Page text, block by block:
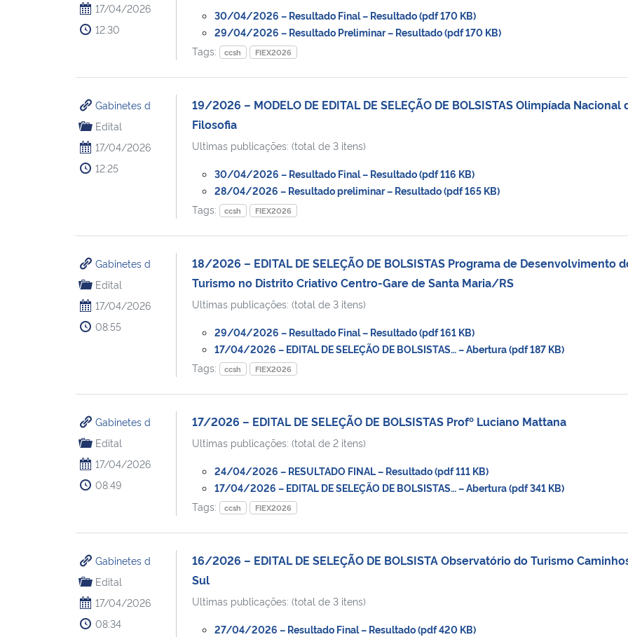
17/04/2026
12:30
30/04/2026 – Resultado Final – Resultado (pdf 170 KB)
29/04/2026 – Resultado Preliminar – Resultado (pdf 170 KB)
Tags:
ccsh FIEX2026
Gabinetes d
Edital
17/04/2026
12:25
19/2026 – MODELO DE EDITAL DE SELEÇÃO DE BOLSISTAS Olimpíada Nacional
Filosofia
Ultimas publicações: (total de 3 itens)
30/04/2026 – Resultado Final – Resultado (pdf 116 KB)
28/04/2026 – Resultado preliminar – Resultado (pdf 165 KB)
Tags:
ccsh FIEX2026
Gabinetes d
Edital
17/04/2026
08:55
18/2026 – EDITAL DE SELEÇÃO DE BOLSISTAS Programa de Desenvolvimento
Turismo no Distrito Criativo Centro-Gare de Santa Maria/RS
Ultimas publicações: (total de 3 itens)
29/04/2026 – Resultado Final – Resultado (pdf 161 KB)
17/04/2026 – EDITAL DE SELEÇÃO DE BOLSISTAS… – Abertura (pdf 187 KB)
Tags:
ccsh FIEX2026
Gabinetes d
Edital
17/04/2026
08:49
17/2026 – EDITAL DE SELEÇÃO DE BOLSISTAS Profº Luciano Mattana
Ultimas publicações: (total de 2 itens)
24/04/2026 – RESULTADO FINAL – Resultado (pdf 111 KB)
17/04/2026 – EDITAL DE SELEÇÃO DE BOLSISTAS… – Abertura (pdf 341 KB)
Tags:
ccsh FIEX2026
Gabinetes d
Edital
17/04/2026
08:34
16/2026 – EDITAL DE SELEÇÃO DE BOLSISTA Observatório do Turismo
Sul
Ultimas publicações: (total de 3 itens)
27/04/2026 – Resultado Final – Resultado (pdf 420 KB)